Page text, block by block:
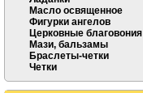
Масло освященное
Фигурки ангелов
Церковные благовония
Мази, бальзамы
Браслеты-четки
Четки